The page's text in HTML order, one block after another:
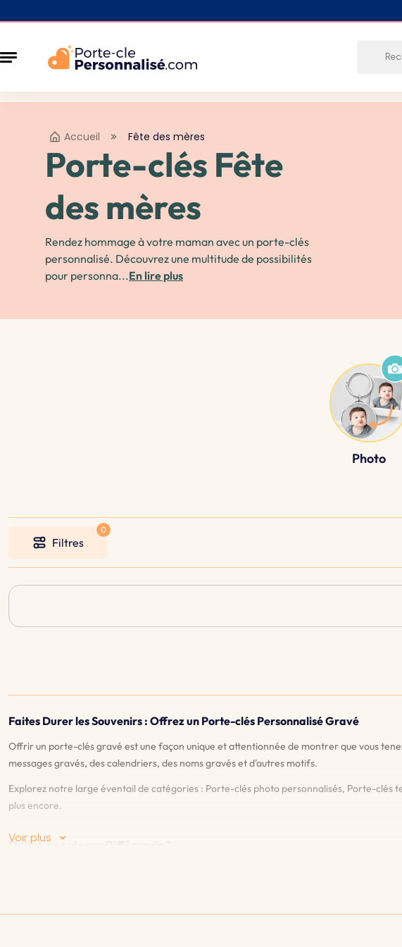
Accueil Fête des mères
Porte-clés Fête
des mères
Rendez hommage à votre maman avec un porte-clés
personnalisé. Découvrez une multitude de possibilités
pour personna...En lire plus
Photo
Filtres
Faites Durer les Souvenirs : Offrez un Porte-clés Personnalisé Gravé
Offrir un porte-clés gravé est une façon unique et attentionnée de montrer que vous
messages gravés, des calendriers, des noms gravés et d'autres motifs.
Explorez notre large éventail de catégories : Porte-clés photo personnalisés, Porte-
plus encore.
Qu'est-ce qui nous Différencie ?
♡Garantie Satisfait ou Remboursé 90 jours: Nous offrons une garantie 90 jours sur nos
Voir plus